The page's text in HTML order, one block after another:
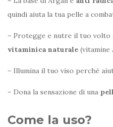
quindi aiuta la tua pelle a
– Protegge e nutre il tuo volto
vitaminica naturale (vitamine
– Illumina il tuo viso perché
– Dona la sensazione di una
Come la uso?